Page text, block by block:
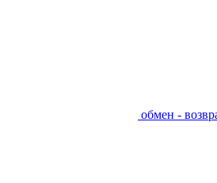
обмен -